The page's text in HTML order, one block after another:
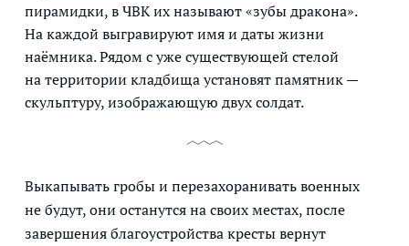
пирамидки, в ЧВК их называют «зубы дракона».
На каждой выгравируют имя и даты жизни
наёмника. Рядом с уже существующей стелой
на территории кладбища установят памятник —
скульптуру, изображающую двух солдат.
Выкапывать гробы и перезахоранивать военных
не будут, они останутся на своих местах, после
завершения благоустройства кресты вернут